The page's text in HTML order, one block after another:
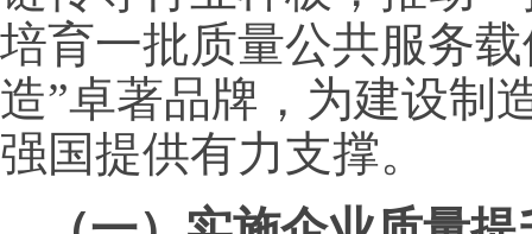
培育一批质量公共服务
造”卓著品牌，为建设制
强国提供有力支撑。